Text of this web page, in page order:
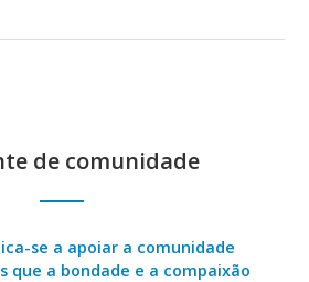
de comunidade
se a apoiar a comunidade
que a bondade e a compaixão